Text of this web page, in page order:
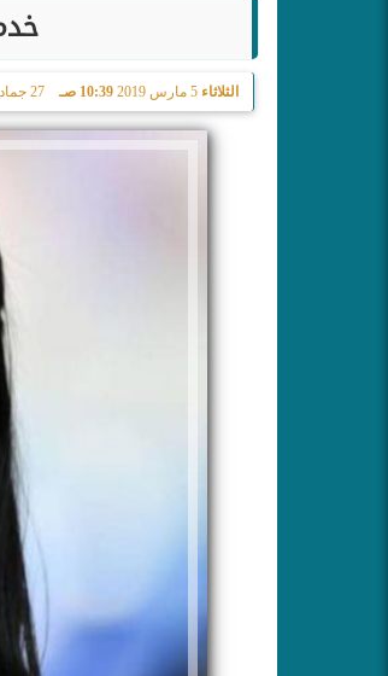
الثلاثاء 5 مارس 2019 10:39 صـ 27 جمادى آخر 1440